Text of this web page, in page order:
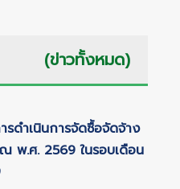
(ข่าวทั้งหมด)
รดำเนินการจัดซื้อจัดจ้าง
ณ พ.ศ. 2569 ในรอบเดือน